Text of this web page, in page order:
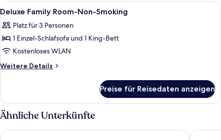
Alle
Fotos
für
Deluxe
Family
Room-
anzeigen
Hochwertige Bettwaren, Select-
11
Deluxe Family Room-Non-Smoking
Platz für 3 Personen
1 Einzel-Schlafsofa und 1 King-Bett
Kostenloses WLAN
Weitere Details
Weitere
Family
Room-
Non-
Smoking
Preise für Reisedaten anzeigen
Ähnliche Unterkünfte
Warwick Brussels Grand-Place ibis